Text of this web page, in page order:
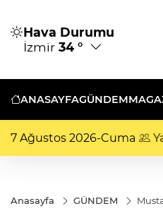
Hava Durumu
İzmir 34 °
ANASAYFAGÜNDEM
7 Ağustos 2026-Cuma
Anasayfa GÜNDEM